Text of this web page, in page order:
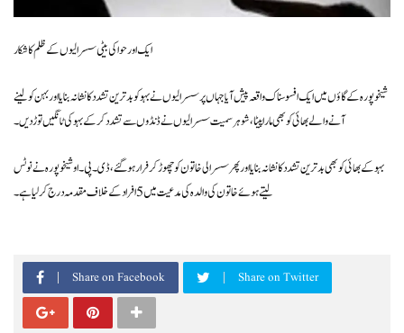
ایک اور حوا کی بیٹی سسرالیوں کے ظلم کا شکار
شیخوپورہ کے گاؤں میں ایک افسوسناک واقعہ پیش آیا جہاں پر سسرالیوں نے بہو کو بدترین تشدد کا نشانہ بنایا اور بہن کو لینے
آنے والے بھائی کو بھی مارا پیٹا، شوہر سمیت سسرالیوں نے ڈنڈوں سے تشدد کر کے بہو کی ٹانگیں توڑ دیں۔
بہو کے بھائی کو بھی بدترین تشدد کا نشانہ بنایا اور پھر سسرالی خاتون کو چھوڑ کر فرار ہو گئے، ڈی۔ پی۔ او شیخوپورہ نے نوٹس
لیتے ہوئے خاتون کی والدہ کی مدعیت میں 5 افراد کے خلاف مقدمہ درج کر لیا ہے۔
Share on Facebook Share on Twitter